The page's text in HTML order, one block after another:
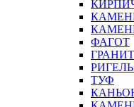
ФАГОТ
ГРАНИТ
ТУФ